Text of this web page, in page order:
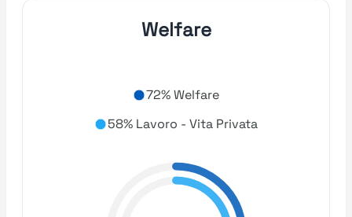
Welfare
72% Welfare
58% Lavoro - Vita Privata